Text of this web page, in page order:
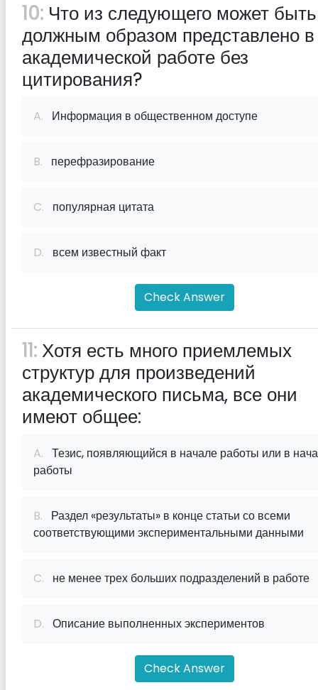
10: Что из следующего может быть
должным образом представлено в
академической работе без
цитирования?
A. Информация в общественном доступе
B. перефразирование
C. популярная цитата
D. всем известный факт
Check Answer
11:Хотя есть много приемлемых
структур для произведений
академического письма, все они
имеют общее:
A. Тезис, появляющийся в начале работы или в
работы
B. Раздел «результаты» в конце статьи со всеми
соответствующими экспериментальными данными
C. не менее трех больших подразделений в работе
D. Описание выполненных экспериментов
Check Answer